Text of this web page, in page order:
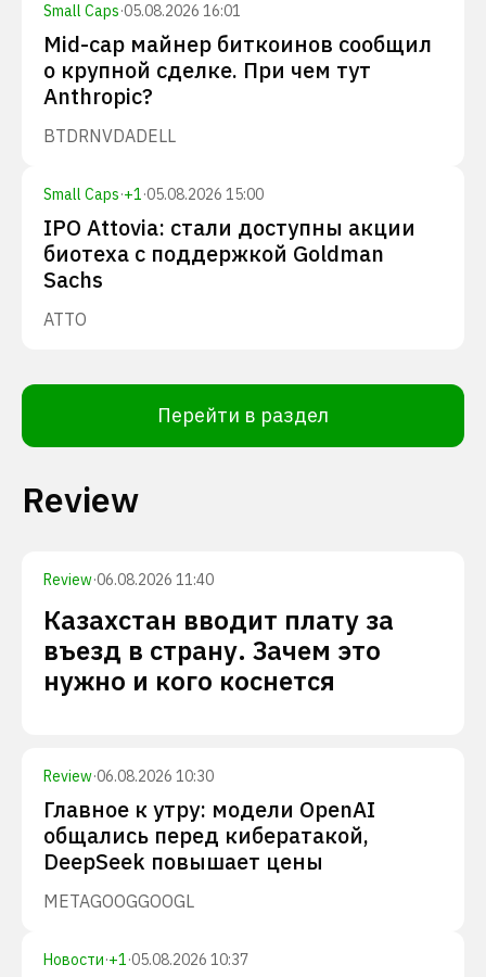
Small Caps·05.08.2026 16:01
Mid-cap майнер биткоинов сообщил
о крупной сделке. При чем тут
Anthropic?
BTDRNVDADELL
Small Caps·+1·05.08.2026 15:00
IPO Attovia: стали доступны акции
биотеха с поддержкой Goldman
Sachs
ATTO
Перейти в раздел
Review
Review·06.08.2026 11:40
Казахстан вводит плату за
въезд в страну. Зачем это
нужно и кого коснется
Review·06.08.2026 10:30
Главное к утру: модели OpenAI
общались перед кибератакой,
DeepSeek повышает цены
METAGOOGGOOGL
Новости·+1·05.08.2026 10:37